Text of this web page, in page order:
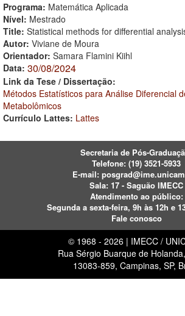
Programa: Matemática Aplicada
Nível: Mestrado
Title: Statistical methods for differential
Autor: Viviane de Moura
Orientador: Samara Flamini Kiihl
Data: 30/08/2024
Link da Tese / Dissertação:
Métodos Estatísticos para Análise Diferencial
Metabolômicos
Currículo Lattes: Lattes
Secretaria de Pós-
Telefone: (19) 3521-5933
E-mail:
Sala: 17 - Saguão IMECC
Atendimento ao público:
Segunda a sexta-feira, 9h às 12h e
Fale conosco
© 1968 - 2026 | IMECC /
Rua Sérgio Buarque de
13083-859, Campinas, SP,